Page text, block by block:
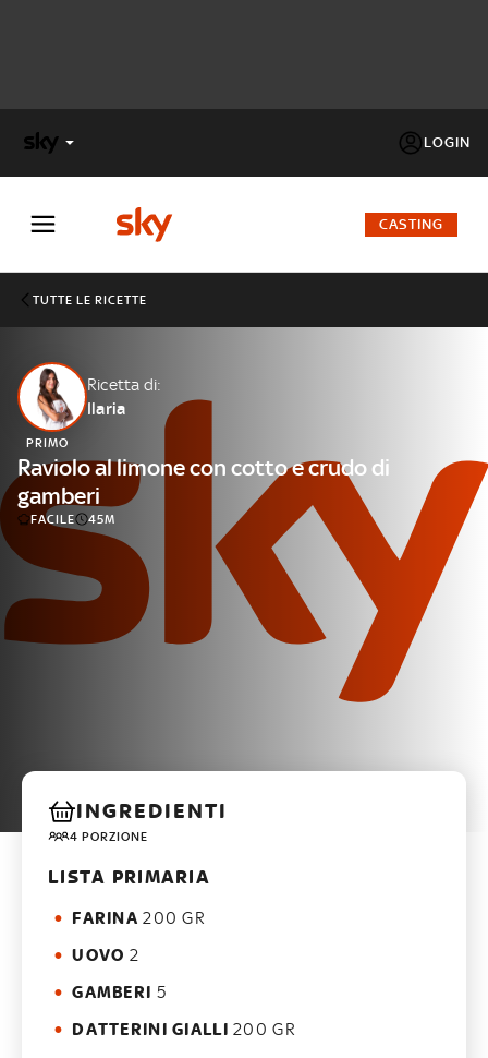
LOGIN
FACTOR
Cos’altro vedere:
PROGRAMMI SKY
Un mondo di offerte:
SKY.IT
NOW
CASTING
TUTTE LE RICETTE
Ricetta di:
Ilaria
PRIMO
Raviolo al limone con cotto e crudo di
gamberi
FACILE 45M
INGREDIENTI
4 PORZIONE
LISTA PRIMARIA
FARINA 200 GR
UOVO 2
GAMBERI 5
DATTERINI GIALLI 200 GR